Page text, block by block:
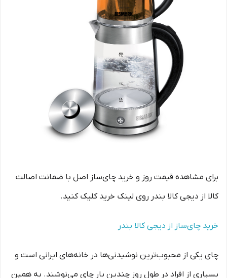
برای مشاهده قیمت روز و خرید چای‌ساز اصل با ضمانت اصالت
کالا از دیجی کالا بندر روی لینک خرید کلیک کنید.
خرید چای‌ساز از دیجی کالا بندر
چای یکی از محبوب‌ترین نوشیدنی‌ها در خانه‌های ایرانی است و
بسیاری از افراد در طول روز چندین بار چای می‌نوشند. به همین